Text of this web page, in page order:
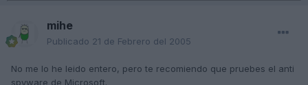
mihe
Publicado 21 de Febrero del 2005
No me lo he leido entero, pero te recomiendo que pruebes el anti
spyware de Microsoft.